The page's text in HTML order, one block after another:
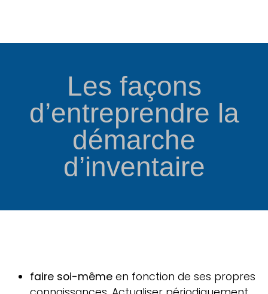
Les façons
d’entreprendre la
démarche
d’inventaire
faire soi-même en fonction de ses propres